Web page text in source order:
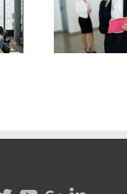
oro para
más
saber